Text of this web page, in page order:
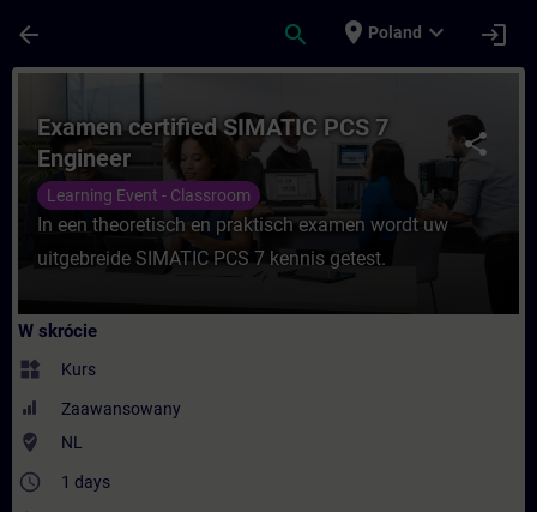
arrow_back search place Poland expand_more login
share
Examen certified SIMATIC PCS 7
Engineer
Learning Event - Classroom
In een theoretisch en praktisch examen wordt uw
uitgebreide SIMATIC PCS 7 kennis getest.
W skrócie
widgets Kurs
Zaawansowany
where_to_vote NL
access_time 1 days